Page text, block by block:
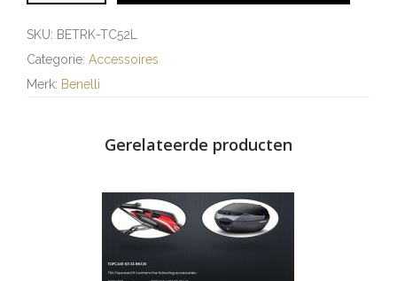
SKU: BETRK-TC52L
Categorie: Accessoires
Merk: Benelli
Gerelateerde producten